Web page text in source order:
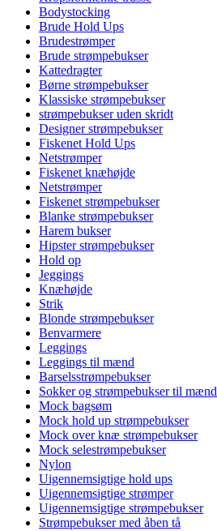
Bodystocking
Brude Hold Ups
Brudestrømper
Brude strømpebukser
Kattedragter
Børne strømpebukser
Klassiske strømpebukser
strømpebukser uden skridt
Designer strømpebukser
Fiskenet Hold Ups
Netstrømper
Fiskenet knæhøjde
Netstrømper
Fiskenet strømpebukser
Blanke strømpebukser
Harem bukser
Hipster strømpebukser
Hold op
Jeggings
Knæhøjde
Strik
Blonde strømpebukser
Benvarmere
Leggings
Leggings til mænd
Barselsstrømpebukser
Sokker og strømpebukser til mænd
Mock bagsøm
Mock hold up strømpebukser
Mock over knæ strømpebukser
Mock selestrømpebukser
Nylon
Uigennemsigtige hold ups
Uigennemsigtige strømper
Uigennemsigtige strømpebukser
Strømpebukser med åben tå